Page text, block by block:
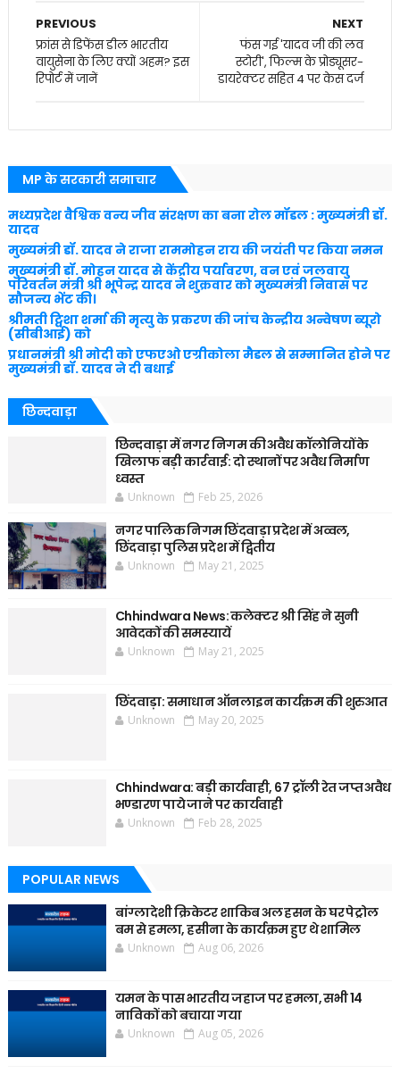
NEXT
फंस गई 'यादव जी की लव
स्टोरी', फिल्म के प्रोड्यूसर-
डायरेक्टर सहित 4 पर केस दर्ज
PREVIOUS
फ्रांस से डिफेंस डील भारतीय
वायुसेना के लिए क्यों अहम? इस
रिपोर्ट में जानें
MP के सरकारी समाचार
मध्यप्रदेश वैश्विक वन्य जीव संरक्षण का बना रोल मॉडल : मुख्यमंत्री डॉ.
यादव
मुख्यमंत्री डॉ. यादव ने राजा राममोहन राय की जयंती पर किया नमन
मुख्यमंत्री डॉ. मोहन यादव से केंद्रीय पर्यावरण, वन एवं जलवायु
परिवर्तन मंत्री श्री भूपेन्द्र यादव ने शुक्रवार को मुख्यमंत्री निवास पर
सौजन्य भेंट की।
श्रीमती ट्विशा शर्मा की मृत्यु के प्रकरण की जांच केन्द्रीय अन्वेषण ब्यूरो
(सीबीआई) को
प्रधानमंत्री श्री मोदी को एफएओ एग्रीकोला मैडल से सम्मानित होने पर
मुख्यमंत्री डॉ. यादव ने दी बधाई
छिन्दवाड़ा
छिन्दवाड़ा में नगर निगम की अवैध कॉलोनियों के
खिलाफ बड़ी कार्रवाई: दो स्थानों पर अवैध निर्माण
ध्वस्त
Unknown Feb 25, 2026
नगर पालिक निगम छिंदवाड़ा प्रदेश में अव्वल,
छिंदवाड़ा पुलिस प्रदेश में द्वितीय
Unknown May 21, 2025
Chhindwara News: कलेक्टर श्री सिंह ने सुनी
आवेदकों की समस्यायें
Unknown May 21, 2025
छिंदवाड़ा: समाधान ऑनलाइन कार्यक्रम की शुरुआत
Unknown May 20, 2025
Chhindwara: बड़ी कार्यवाही, 67 ट्रॉली रेत जप्त अवैध
भण्डारण पाये जाने पर कार्यवाही
Unknown Feb 28, 2025
POPULAR NEWS
बांग्लादेशी क्रिकेटर शाकिब अल हसन के घर पेट्रोल
बम से हमला, हसीना के कार्यक्रम हुए थे शामिल
Unknown Aug 06, 2026
यमन के पास भारतीय जहाज पर हमला, सभी 14
नाविकों को बचाया गया
Unknown Aug 05, 2026